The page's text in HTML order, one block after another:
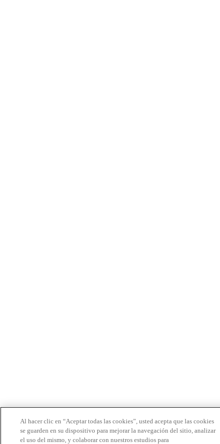
Al hacer clic en “Aceptar todas las cookies”, usted acepta que las cookies
se guarden en su dispositivo para mejorar la navegación del sitio, analizar
el uso del mismo, y colaborar con nuestros estudios para